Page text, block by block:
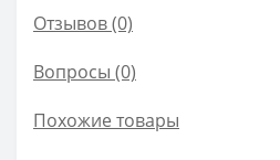
Отзывов (0)
Вопросы (0)
Похожие товары